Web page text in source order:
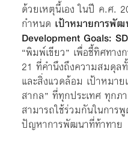
ด้วยเหตุนี้เอง ในปี ค.ศ.
กำหนด เป้าหมายการพั
Development Goals:
“พิมพ์เขียว” เพื่อชี้ทิศทา
21 ที่คำนึงถึงความสมดุล
และสิ่งแวดล้อม เป้าหมา
สากล” ที่ทุกประเทศ ทุกภ
สามารถใช้ร่วมกันในการ
ปัญหาการพัฒนาที่ท้าทาย